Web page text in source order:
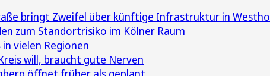
bringt Zweifel über künftige Infrastruktur in
zum Standortrisiko im Kölner Raum
vielen Regionen
will, braucht gute Nerven